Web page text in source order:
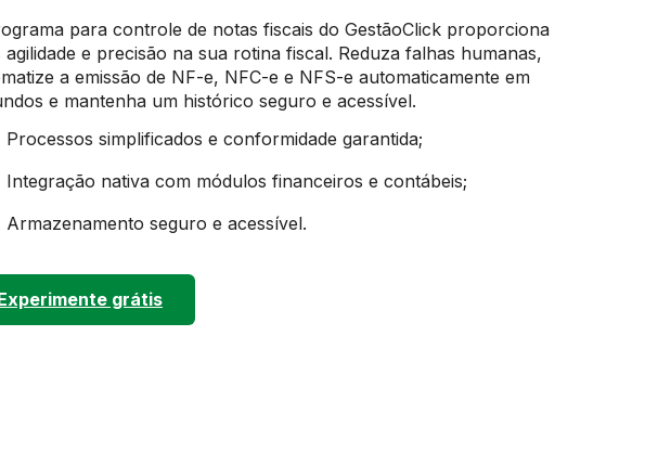
para controle de notas fiscais do GestãoClick proporciona
agilidade e precisão na sua rotina fiscal. Reduza falhas humanas,
a emissão de NF-e, NFC-e e NFS-e automaticamente em
e mantenha um histórico seguro e acessível.
Processos simplificados e conformidade garantida;
Integração nativa com módulos financeiros e contábeis;
Armazenamento seguro e acessível.
grátis